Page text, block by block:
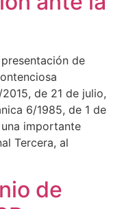
de
de 21 de julio,
6/1985, de 1 de
importante
Tercera, al
de